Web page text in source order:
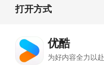
打开方式
优酷
为好内容全力以赴